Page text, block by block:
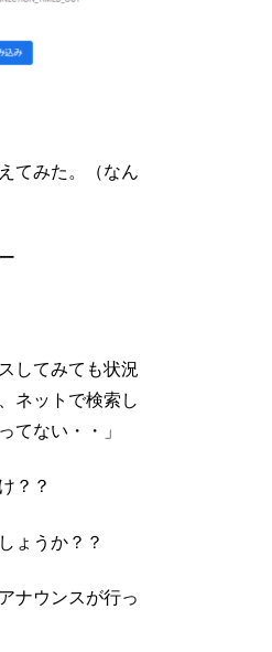
てみた。（なん
してみても状況
ネットで検索し
てない・・ 」
？？
ょうか？？
ナウンスが行っ